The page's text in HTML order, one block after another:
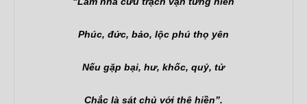
Phúc, đức, bảo, lộc phú thọ yên
Nếu gặp bại, hư, khốc, quỷ, tử
Chắc là sát chủ với thê hiền”.